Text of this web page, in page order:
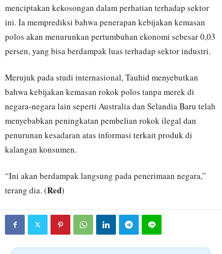
menciptakan kekosongan dalam perhatian terhadap sektor
ini. Ia memprediksi bahwa penerapan kebijakan kemasan
polos akan menurunkan pertumbuhan ekonomi sebesar 0,03
persen, yang bisa berdampak luas terhadap sektor industri.
Merujuk pada studi internasional, Tauhid menyebutkan
bahwa kebijakan kemasan rokok polos tanpa merek di
negara-negara lain seperti Australia dan Selandia Baru telah
menyebabkan peningkatan pembelian rokok ilegal dan
penurunan kesadaran atas informasi terkait produk di
kalangan konsumen.
“Ini akan berdampak langsung pada penerimaan negara,”
terang dia. (Red)